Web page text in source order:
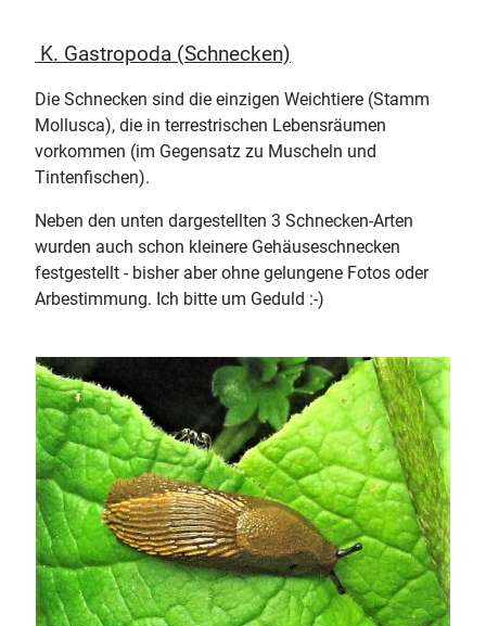
K. Gastropoda (Schnecken)
Die Schnecken sind die einzigen Weichtiere (Stamm
Mollusca), die in terrestrischen Lebensräumen
vorkommen (im Gegensatz zu Muscheln und
Tintenfischen).
Neben den unten dargestellten 3 Schnecken-Arten
wurden auch schon kleinere Gehäuseschnecken
festgestellt - bisher aber ohne gelungene Fotos oder
Arbestimmung. Ich bitte um Geduld :-)